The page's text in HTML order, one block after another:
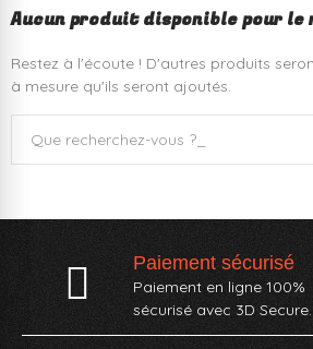
Aucun produit disponible pour le
Restez à l'écoute ! D'autres produits
à mesure qu'ils seront ajoutés.
Paiement sécurisé
Paiement en ligne 100%
sécurisé avec 3D Secure.